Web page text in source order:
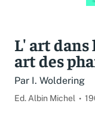
L' art dans
art des
Par I. Woldering
Ed. Albin Michel